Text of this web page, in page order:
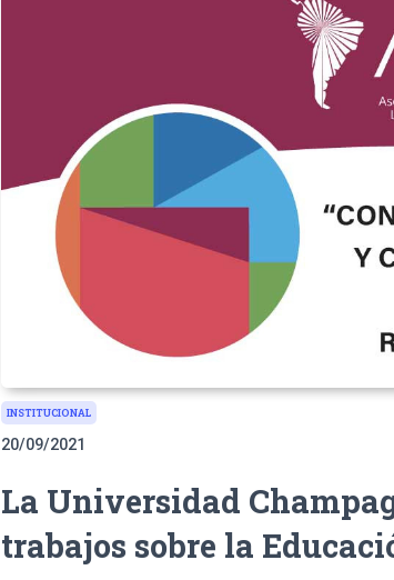
INSTITUCIONAL
20/09/2021
La Universidad
trabajos sobre la